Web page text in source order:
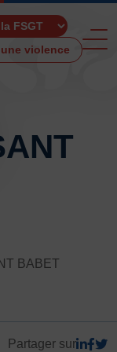
violence
BABET
Partager sur